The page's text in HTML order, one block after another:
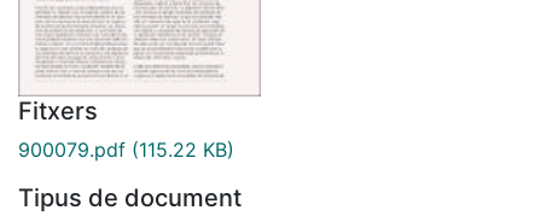
Fitxers
900079.pdf (115.22 KB)
Tipus de document